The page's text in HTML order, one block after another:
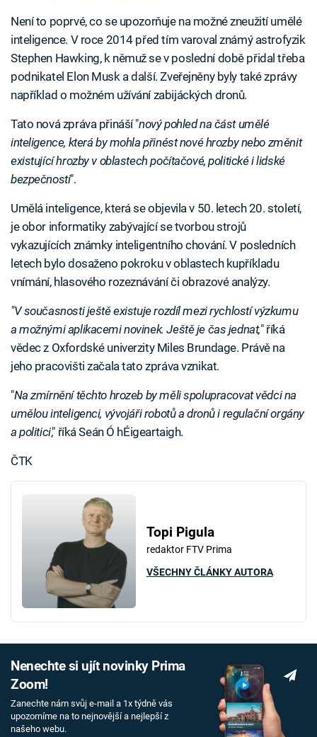
Není to poprvé, co se upozorňuje na možné zneužití umělé
inteligence. V roce 2014 před tím varoval známý astrofyzik
Stephen Hawking, k němuž se v poslední době přidal třeba
podnikatel Elon Musk a další. Zveřejněny byly také zprávy
například o možném užívání zabijáckých dronů.
Tato nová zpráva přináší "nový pohled na část umělé
inteligence, která by mohla přinést nové hrozby nebo změnit
existující hrozby v oblastech počítačové, politické i lidské
bezpečnosti".
Umělá inteligence, která se objevila v 50. letech 20. století,
je obor informatiky zabývající se tvorbou strojů
vykazujících známky inteligentního chování. V posledních
letech bylo dosaženo pokroku v oblastech kupříkladu
vnímání, hlasového rozeznávání či obrazové analýzy.
"V současnosti ještě existuje rozdíl mezi rychlostí výzkumu
a možnými aplikacemi novinek. Ještě je čas jednat," říká
vědec z Oxfordské univerzity Miles Brundage. Právě na
jeho pracovišti začala tato zpráva vznikat.
"Na zmírnění těchto hrozeb by měli spolupracovat vědci na
umělou inteligenci, vývojáři robotů a dronů i regulační orgány
a politici," říká Seán Ó hÉigeartaigh.
ČTK
Topi Pigula
redaktor FTV Prima
VŠECHNY ČLÁNKY AUTORA
Nenechte si ujít novinky Prima
Zoom!
Zanechte nám svůj e-mail a 1x týdně vás
upozorníme na to nejnovější a nejlepší z
našeho webu.